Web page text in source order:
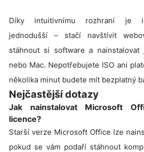
Díky intuitivnímu rozhraní je
jednodušší – stačí navštívit
stáhnout si software a
nebo Mac. Nepotřebujete ISO ani
několika minut budete mít bezplatný
Nejčastější dotazy
Jak nainstalovat Microsoft
licence?
Starší verze Microsoft Office lze
pokud se vám podaří stáhnout